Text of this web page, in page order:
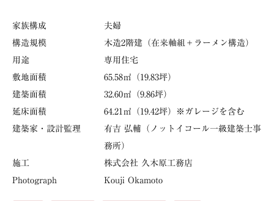
家族構成
夫婦
構造規模
木造2階建（在来軸組＋ラーメン構造）
用途
専用住宅
敷地面積
65.58㎡（19.83坪）
建築面積
32.60㎡（9.86坪）
延床面積
64.21㎡（19.42坪）※ガレージを含む
建築家・設計監理
有吉 弘輔（ノットイコール一級建築士事
務所）
施工
株式会社 久木原工務店
Photograph
Kouji Okamoto